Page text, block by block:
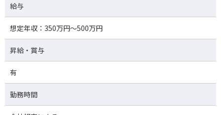
給与
想定年収：350万円～500万円
昇給・賞与
有
勤務時間